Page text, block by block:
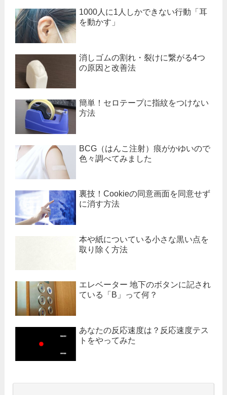
1000人に1人しかできない行動「耳
を動かす」
消しゴムの割れ・裂けに繋がる4つ
の原因と改善法
簡単！セロテープに指紋をつけない
方法
BCG（はんこ注射）痕がかゆいので
色々調べてみました
裏技！Cookieの同意画面を同意せず
に消す方法
本や紙についている小さな黒い点を
取り除く方法
エレベーター 地下のボタンに記され
ている「B」って何？
あなたの反応速度は？反応速度テス
トをやってみた